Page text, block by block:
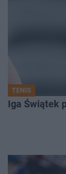
TENIS
Iga Świątek